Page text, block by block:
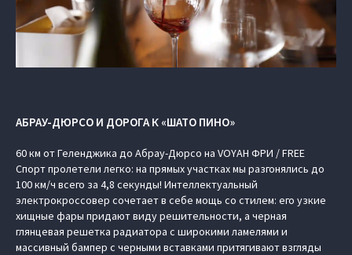
АБРАУ-ДЮРСО И ДОРОГА К «ШАТО ПИНО»
60 км от Геленджика до Абрау-Дюрсо на VOYAH ФРИ / FREE
Спорт пролетели легко: на прямых участках мы разгонялись до
100 км/ч всего за 4,8 секунды! Интеллектуальный
электрокроссовер сочетает в себе мощь со стилем: его узкие
хищные фары придают виду решительности, а черная
глянцевая решетка радиатора с широкими ламелями и
массивный бампер с черными вставками притягивают взгляды